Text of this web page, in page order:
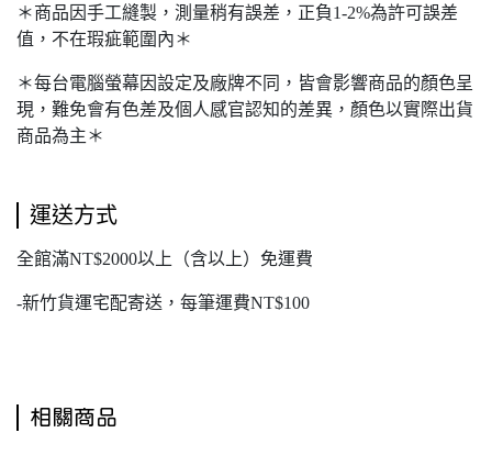
＊商品因手工縫製，測量稍有誤差，正負1-2%為許可誤差
值，不在瑕疵範圍內＊
＊每台電腦螢幕因設定及廠牌不同，皆會影響商品的顏色呈
現，難免會有色差及個人感官認知的差異，顏色以實際出貨
商品為主＊
運送方式
全館滿NT$2000以上（含以上）免運費
-新竹貨運宅配寄送，每筆運費NT$100
相關商品